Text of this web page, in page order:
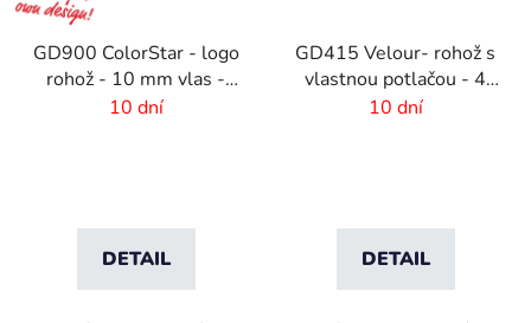
GD900 ColorStar - logo
rohož - 10 mm vlas -
rozmer na mieru
10 dní
DETAIL
GD415 Velour- rohož s
vlastnou potlačou - 4
mm vlas
10 dní
DETAIL